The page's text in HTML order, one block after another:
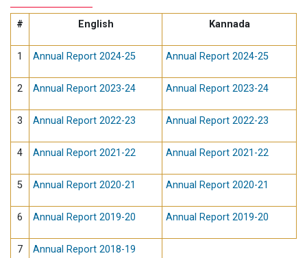
# English Kannada
1 Annual Report 2024-25 Annual Report 2024-25
2 Annual Report 2023-24 Annual Report 2023-24
3 Annual Report 2022-23 Annual Report 2022-23
4 Annual Report 2021-22 Annual Report 2021-22
5 Annual Report 2020-21 Annual Report 2020-21
6 Annual Report 2019-20 Annual Report 2019-20
7 Annual Report 2018-19